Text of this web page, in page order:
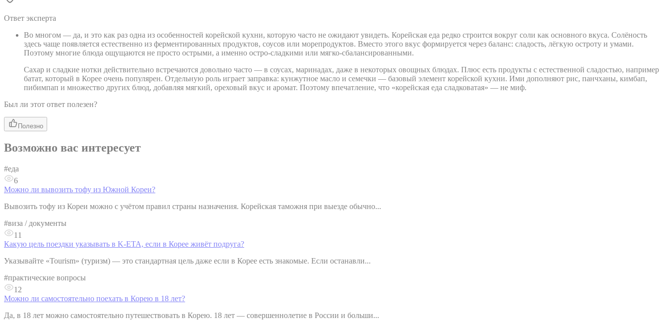
Ответ эксперта
Во многом — да, и это как раз одна из особенностей корейской кухни, которую часто не ожидают увидеть. Корейская еда редко строится вокруг соли как основного вкуса. Солёность
здесь чаще появляется естественно из ферментированных продуктов, соусов или морепродуктов. Вместо этого вкус формируется через баланс: сладость, лёгкую остроту и умами.
Поэтому многие блюда ощущаются не просто острыми, а именно остро-сладкими или мягко-сбалансированными.
Сахар и сладкие нотки действительно встречаются довольно часто — в соусах, маринадах, даже в некоторых овощных блюдах. Плюс есть продукты с естественной сладостью, например
батат, который в Корее очень популярен. Отдельную роль играет заправка: кунжутное масло и семечки — базовый элемент корейской кухни. Ими дополняют рис, панчханы, кимбап,
пибимпап и множество других блюд, добавляя мягкий, ореховый вкус и аромат. Поэтому впечатление, что «корейская еда сладковатая» — не миф.
Был ли этот ответ полезен?
Полезно
Возможно вас интересует
#еда
6
Можно ли вывозить тофу из Южной Кореи?
Вывозить тофу из Кореи можно с учётом правил страны назначения. Корейская таможня при выезде обычно...
#виза / документы
11
Какую цель поездки указывать в K-ETA, если в Корее живёт подруга?
Указывайте «Tourism» (туризм) — это стандартная цель даже если в Корее есть знакомые. Если останавли...
#практические вопросы
12
Можно ли самостоятельно поехать в Корею в 18 лет?
Да, в 18 лет можно самостоятельно путешествовать в Корею. 18 лет — совершеннолетие в России и больши...